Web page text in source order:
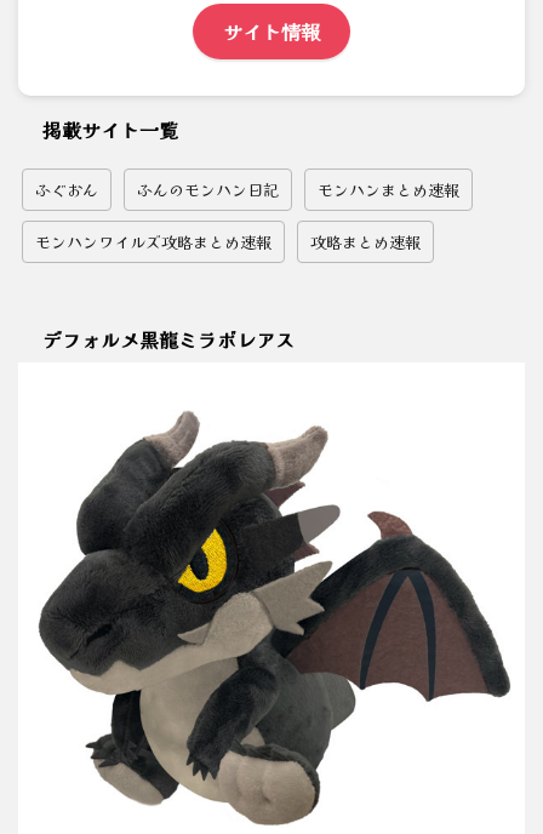
サイト情報
掲載サイト一覧
ふぐおん ふんのモンハン日記 モンハンまとめ速報
モンハンワイルズ攻略まとめ速報 攻略まとめ速報
デフォルメ黒龍ミラボレアス